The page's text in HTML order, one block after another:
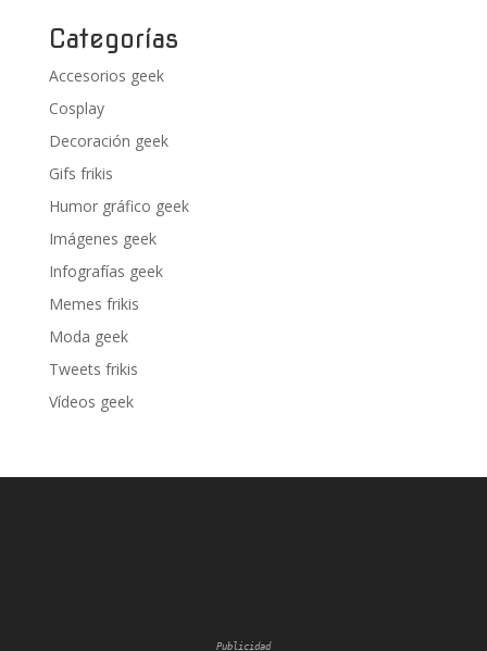
Categorías
Accesorios geek
Cosplay
Decoración geek
Gifs frikis
Humor gráfico geek
Imágenes geek
Infografías geek
Memes frikis
Moda geek
Tweets frikis
Vídeos geek
Publicidad